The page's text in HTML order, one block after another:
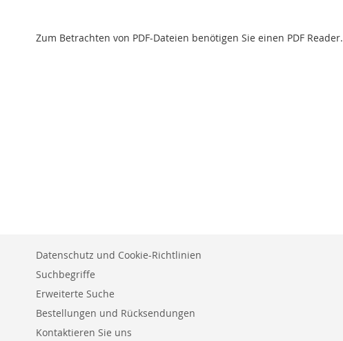
Zum Betrachten von PDF-Dateien benötigen Sie einen PDF Reader.
Datenschutz und Cookie-Richtlinien
Suchbegriffe
Erweiterte Suche
Bestellungen und Rücksendungen
Kontaktieren Sie uns